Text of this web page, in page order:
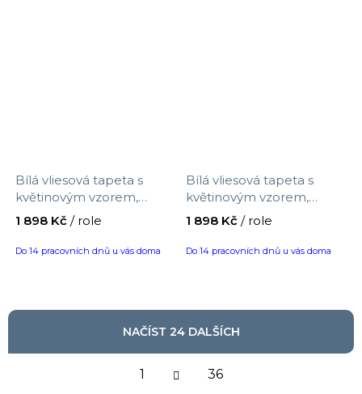
Bílá vliesová tapeta s
květinovým vzorem,
121082, Laura Ashley 3,
velikost 10 x 0,52 m
Do 14 pracovních dnů u vás doma
1 898 Kč / role
Bílá vliesová tapeta s
květinovým vzorem,
121083, Laura Ashley 3,
velikost 10 x 0,52 m
Do 14 pracovních dnů u vás doma
1 898 Kč / role
NAČÍST 24 DALŠÍCH
1 36